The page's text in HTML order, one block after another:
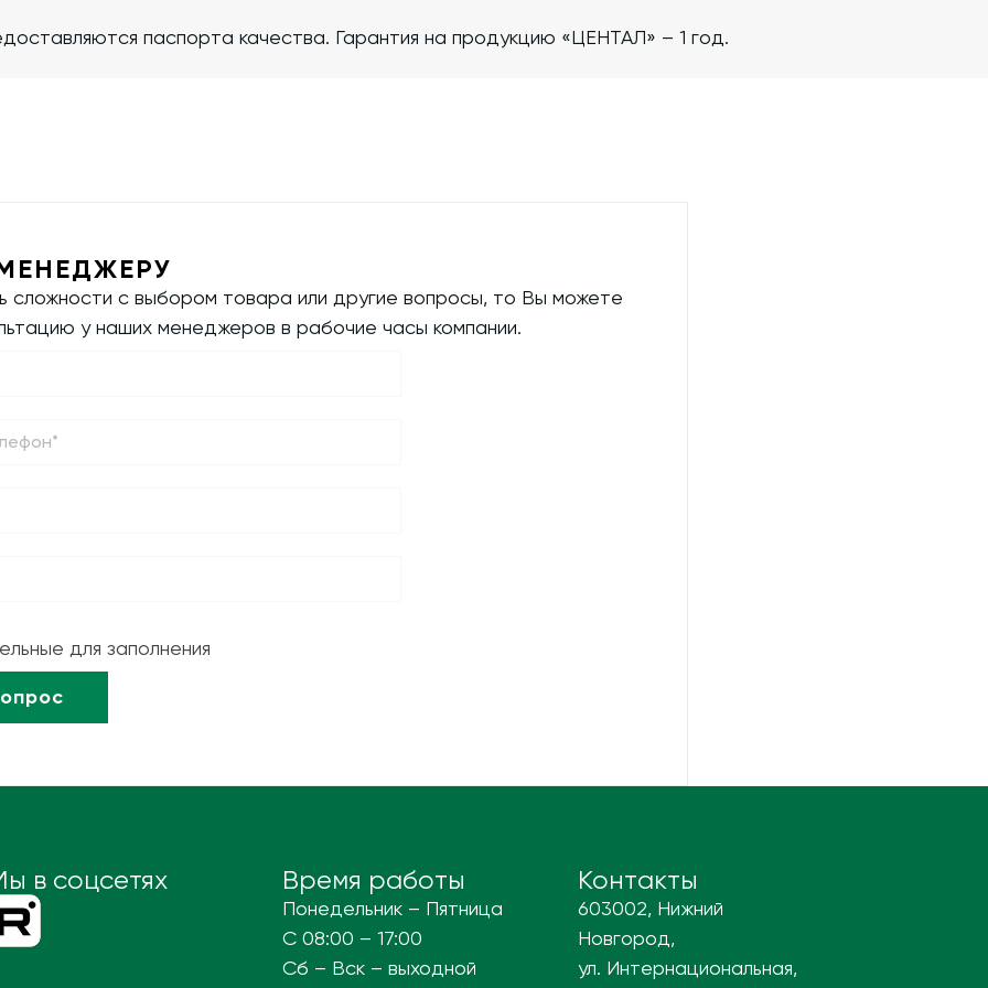
паспорта качества. Гарантия на продукцию «ЦЕНТАЛ» – 1 год.
сложности с выбором товара или другие вопросы, то Вы можете
у наших менеджеров в рабочие часы компании.
для заполнения
в соцсетях Время работы
Понедельник – Пятница
С 08:00 – 17:00
Сб – Вск – выходной
Контакты
603002, Нижний
Новгород,
ул. Интернациональная,